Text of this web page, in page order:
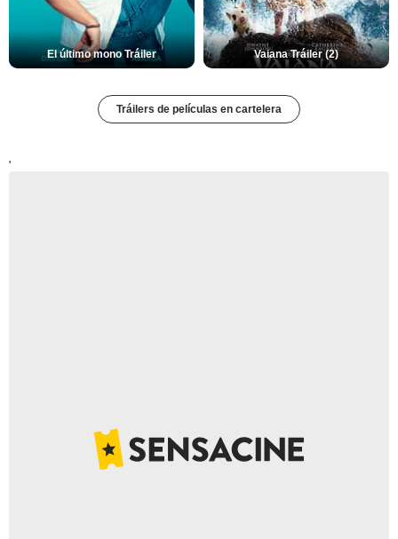
El último mono Tráiler Vaiana Tráiler (2)
Tráilers de películas en cartelera
'